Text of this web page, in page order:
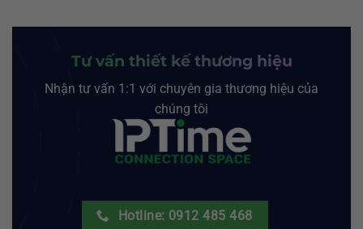
Tư vấn thiết kế thương hiệu
Nhận tư vấn 1:1 với chuyên gia thương hiệu của
chúng tôi
Hotline: 0912 485 468